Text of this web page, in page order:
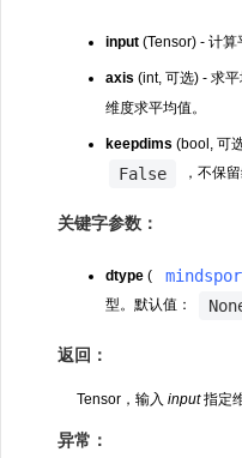
input (Tensor) - 计算
axis (int, 可选) - 求
维度求平均值。
keepdims (bool, 可
False ，不保留
关键字参数：
dtype (
型。默认值：
返回：
Tensor，输入 input指定
异常：